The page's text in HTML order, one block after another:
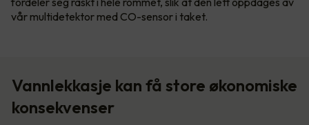
vår multidetektor med CO-sensor i taket.
Vannlekkasje kan få store økonomiske
konsekvenser